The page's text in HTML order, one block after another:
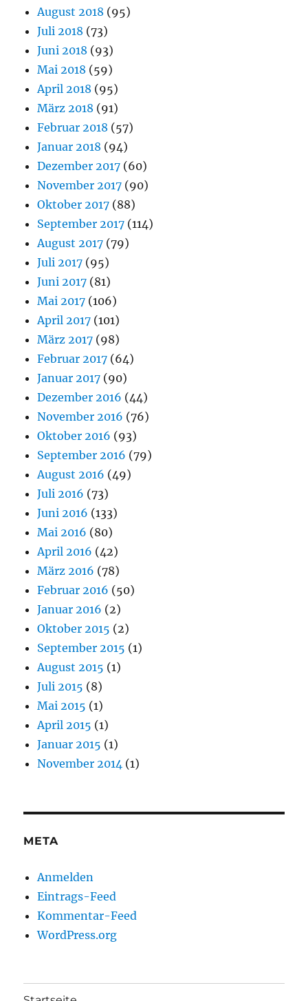
August 2018 (95)
Juli 2018 (73)
Juni 2018 (93)
Mai 2018 (59)
April 2018 (95)
März 2018 (91)
Februar 2018 (57)
Januar 2018 (94)
Dezember 2017 (60)
November 2017 (90)
Oktober 2017 (88)
September 2017 (114)
August 2017 (79)
Juli 2017 (95)
Juni 2017 (81)
Mai 2017 (106)
April 2017 (101)
März 2017 (98)
Februar 2017 (64)
Januar 2017 (90)
Dezember 2016 (44)
November 2016 (76)
Oktober 2016 (93)
September 2016 (79)
August 2016 (49)
Juli 2016 (73)
Juni 2016 (133)
Mai 2016 (80)
April 2016 (42)
März 2016 (78)
Februar 2016 (50)
Januar 2016 (2)
Oktober 2015 (2)
September 2015 (1)
August 2015 (1)
Juli 2015 (8)
Mai 2015 (1)
April 2015 (1)
Januar 2015 (1)
November 2014 (1)
META
Anmelden
Eintrags-Feed
Kommentar-Feed
WordPress.org